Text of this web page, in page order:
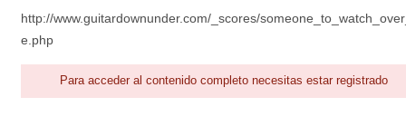
Área personal Reproductor
http://www.guitardownunder.com/_scores/
e.php
Para acceder al contenido completo necesitas estar registrado